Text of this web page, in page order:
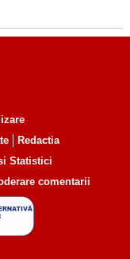
Redactia
comentarii